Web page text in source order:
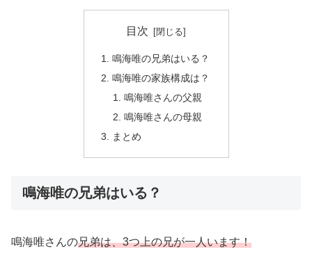
目次
鳴海唯の兄弟はいる？
鳴海唯の家族構成は？
鳴海唯さんの父親
鳴海唯さんの母親
まとめ
鳴海唯の兄弟はいる？
鳴海唯さんの兄弟は、3つ上の兄が一人います！